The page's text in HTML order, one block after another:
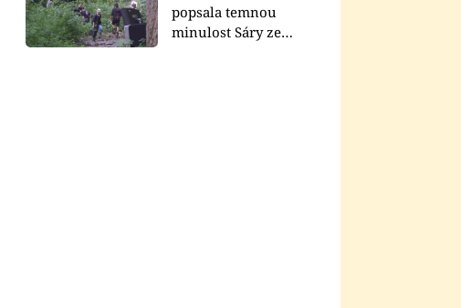
popsala temnou
minulost Sáry ze